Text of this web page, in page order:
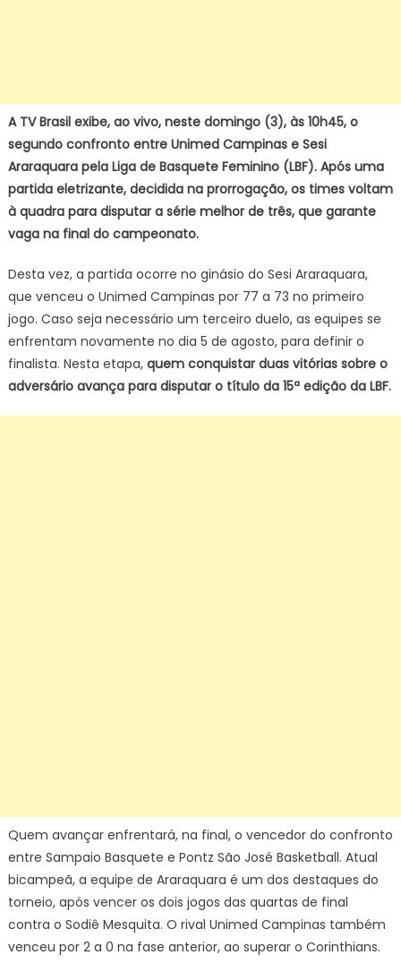
A TV Brasil exibe, ao vivo, neste domingo (3), às 10h45, o
segundo confronto entre Unimed Campinas e Sesi
Araraquara pela Liga de Basquete Feminino (LBF). Após uma
partida eletrizante, decidida na prorrogação, os times voltam
à quadra para disputar a série melhor de três, que garante
vaga na final do campeonato.
Desta vez, a partida ocorre no ginásio do Sesi Araraquara,
que venceu o Unimed Campinas por 77 a 73 no primeiro
jogo. Caso seja necessário um terceiro duelo, as equipes se
enfrentam novamente no dia 5 de agosto, para definir o
finalista. Nesta etapa, quem conquistar duas vitórias sobre o
adversário avança para disputar o título da 15ª edição da LBF.
Quem avançar enfrentará, na final, o vencedor do confronto
entre Sampaio Basquete e Pontz São José Basketball. Atual
bicampeã, a equipe de Araraquara é um dos destaques do
torneio, após vencer os dois jogos das quartas de final
contra o Sodiê Mesquita. O rival Unimed Campinas também
venceu por 2 a 0 na fase anterior, ao superar o Corinthians.